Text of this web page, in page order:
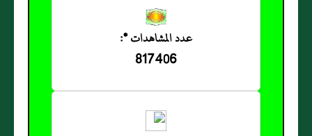
عدد المشاهدات *:
817406